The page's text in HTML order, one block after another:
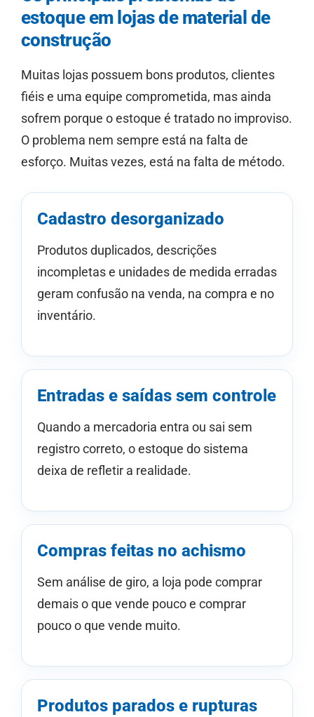
estoque em lojas de material de
construção
Muitas lojas possuem bons produtos, clientes
fiéis e uma equipe comprometida, mas ainda
sofrem porque o estoque é tratado no improviso.
O problema nem sempre está na falta de
esforço. Muitas vezes, está na falta de método.
Cadastro desorganizado
Produtos duplicados, descrições
incompletas e unidades de medida erradas
geram confusão na venda, na compra e no
inventário.
Entradas e saídas sem controle
Quando a mercadoria entra ou sai sem
registro correto, o estoque do sistema
deixa de refletir a realidade.
Compras feitas no achismo
Sem análise de giro, a loja pode comprar
demais o que vende pouco e comprar
pouco o que vende muito.
Produtos parados e rupturas